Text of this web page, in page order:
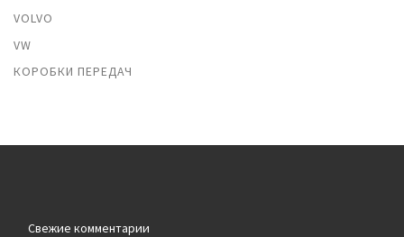
VOLVO
VW
КОРОБКИ ПЕРЕДАЧ
Свежие комментарии